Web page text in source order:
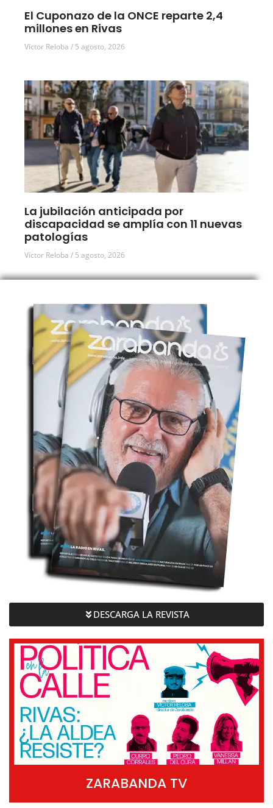
El Cuponazo de la ONCE reparte 2,4
millones en Rivas
Víctor Reloba 5 agosto, 2026
La jubilación anticipada por
discapacidad se amplía con 11 nuevas
patologías
Víctor Reloba 5 agosto, 2026
DESCARGA LA REVISTA
ZARABANDA TV